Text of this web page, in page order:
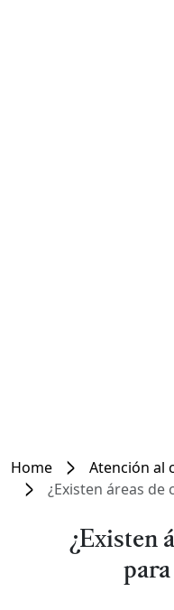
Home Atención al
¿Existen áreas
¿Existen